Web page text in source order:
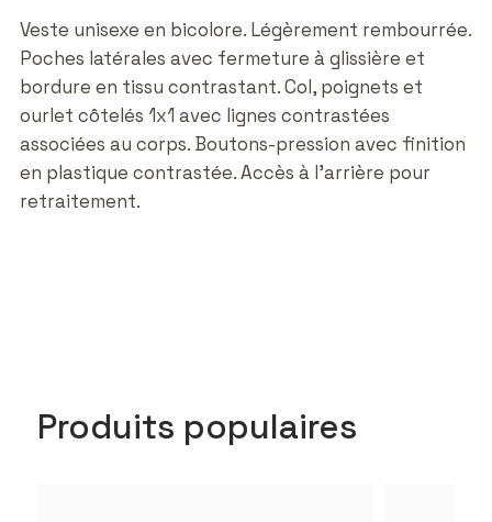
Veste unisexe en bicolore. Légèrement rembourrée.
Poches latérales avec fermeture à glissière et
bordure en tissu contrastant. Col, poignets et
ourlet côtelés 1x1 avec lignes contrastées
associées au corps. Boutons-pression avec finition
en plastique contrastée. Accès à l'arrière pour
retraitement.
Produits populaires